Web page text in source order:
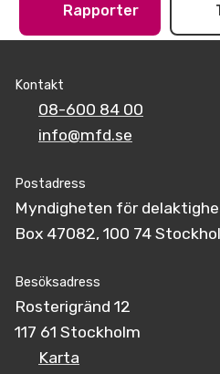
Rapporter
Kontakt
08-600 84 00
info@mfd.se
Postadress
Myndigheten för
Box 47082, 100 74
Besöksadress
Rosterigränd 12
117 61 Stockholm
Karta